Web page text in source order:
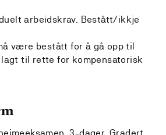
arbeidskrav. Bestått/ikkje
være bestått for å gå opp til
til rette for kompensatorisk